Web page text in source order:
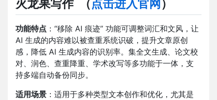
火龙果写作（ 点击进入官网 ）
功能特点 ：“移除 AI 痕迹” 功能可调整词汇和文风，让
AI 生成的内容难以被查重系统识破，提升文章原创
感，降低 AI 生成内容的识别率。集全文生成、论文校
对、润色、查重降重、学术改写等多功能于一体，支
持多端自动备份同步。
适用场景 ：适用于多种类型文本创作和优化，尤其是